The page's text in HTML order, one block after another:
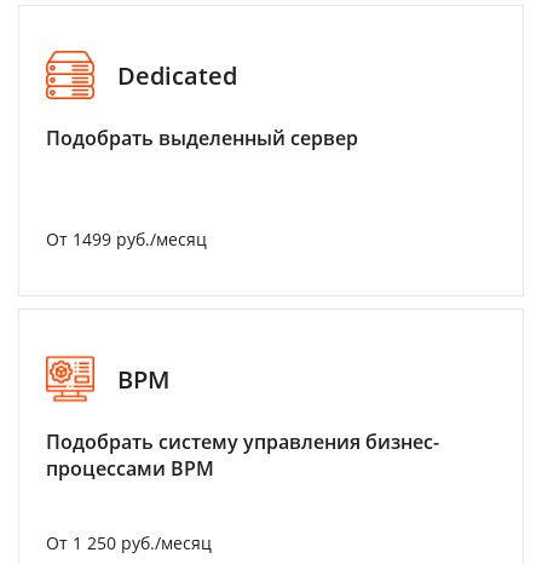
Dedicated
Подобрать выделенный сервер
От 1499 руб./месяц
BPM
Подобрать систему управления бизнес-
процессами BPM
От 1 250 руб./месяц